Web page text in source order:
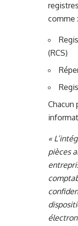
comme :
(RCS)
Chacun
«
pièces